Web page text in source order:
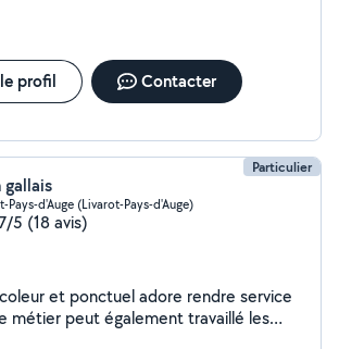
profil Contacter
Particulier
gallais
Pays-d'Auge (Livarot-Pays-d'Auge)
5 (18 avis)
et ponctuel adore rendre service
travaillé les